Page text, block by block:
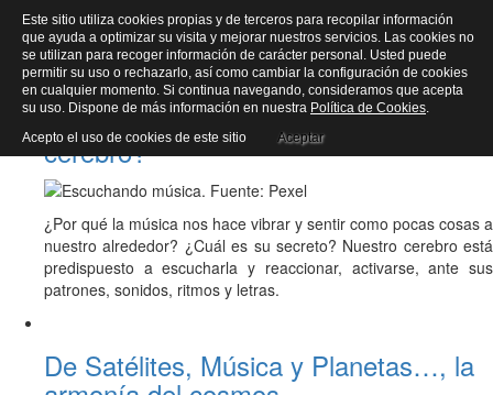
música
¿Qué hace la música en nuestro
cerebro?
¿Por qué la música nos hace vibrar y sentir como pocas cosas a
nuestro alrededor? ¿Cuál es su secreto? Nuestro cerebro está
predispuesto a escucharla y reaccionar, activarse, ante sus
patrones, sonidos, ritmos y letras.
De Satélites, Música y Planetas…, la
Este sitio utiliza cookies propias y de terceros para recopilar información
que ayuda a optimizar su visita y mejorar nuestros servicios. Las cookies no
se utilizan para recoger información de carácter personal. Usted puede
permitir su uso o rechazarlo, así como cambiar la configuración de cookies
en cualquier momento. Si continua navegando, consideramos que acepta
su uso. Dispone de más información en nuestra Política de Cookies.
Acepto el uso de cookies de este sitio
Aceptar